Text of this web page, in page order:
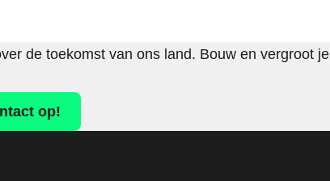
de toekomst van ons land. Bouw en vergroot je
op!